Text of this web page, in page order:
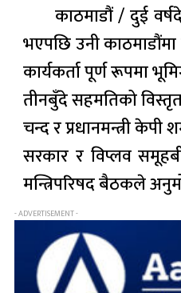
काठमाडौं / दुई
भएपछि उनी
कार्यकर्ता पूर्ण रूपमा
तीनबुँदे सहमतिको
चन्द र प्रधानमन्त्री
सरकार र विप्लव
मन्त्रिपरिषद बैठकले
- ADVERTISEMENT -